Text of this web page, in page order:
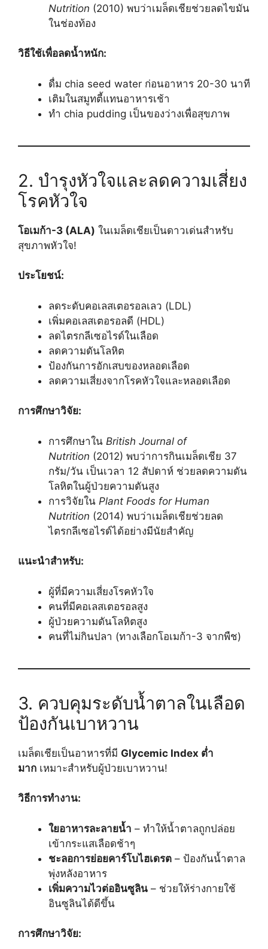
Nutrition (2010) พบว่าเมล็ดเชียช่วยลดไขมัน
ในช่องท้อง
วิธีใช้เพื่อลดน้ำหนัก:
ดื่ม chia seed water ก่อนอาหาร 20-30 นาที
เติมในสมูทตี้แทนอาหารเช้า
ทำ chia pudding เป็นของว่างเพื่อสุขภาพ
2. บำรุงหัวใจและลดความเสี่ยง
โรคหัวใจ
โอเมก้า-3 (ALA) ในเมล็ดเชียเป็นดาวเด่นสำหรับ
สุขภาพหัวใจ!
ประโยชน์:
ลดระดับคอเลสเตอรอลเลว (LDL)
เพิ่มคอเลสเตอรอลดี (HDL)
ลดไตรกลีเซอไรด์ในเลือด
ลดความดันโลหิต
ป้องกันการอักเสบของหลอดเลือด
ลดความเสี่ยงจากโรคหัวใจและหลอดเลือด
การศึกษาวิจัย:
การศึกษาใน British Journal of
Nutrition (2012) พบว่าการกินเมล็ดเชีย 37
กรัม/วัน เป็นเวลา 12 สัปดาห์ ช่วยลดความดัน
โลหิตในผู้ป่วยความดันสูง
การวิจัยใน Plant Foods for Human
Nutrition (2014) พบว่าเมล็ดเชียช่วยลด
ไตรกลีเซอไรด์ได้อย่างมีนัยสำคัญ
แนะนำสำหรับ:
ผู้ที่มีความเสี่ยงโรคหัวใจ
คนที่มีคอเลสเตอรอลสูง
ผู้ป่วยความดันโลหิตสูง
คนที่ไม่กินปลา (ทางเลือกโอเมก้า-3 จากพืช)
3. ควบคุมระดับน้ำตาลในเลือด
ป้องกันเบาหวาน
เมล็ดเชียเป็นอาหารที่มี Glycemic Index ต่ำ
มาก เหมาะสำหรับผู้ป่วยเบาหวาน!
วิธีการทำงาน:
ใยอาหารละลายน้ำ – ทำให้น้ำตาลถูกปล่อย
เข้ากระแสเลือดช้าๆ
ชะลอการย่อยคาร์โบไฮเดรต – ป้องกันน้ำตาล
พุ่งหลังอาหาร
เพิ่มความไวต่ออินซูลิน – ช่วยให้ร่างกายใช้
อินซูลินได้ดีขึ้น
การศึกษาวิจัย: